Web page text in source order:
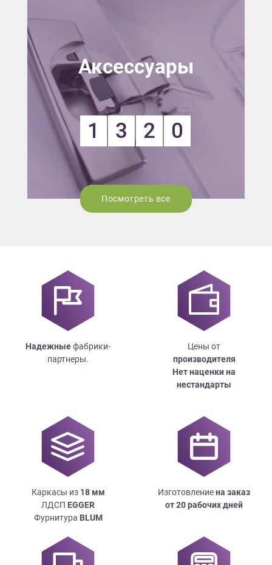
Аксессуары
1 3 2 0
Посмотреть все
Надежныефабрики-
партнеры.
Цены от
производителя
Нет наценки на
нестандарты
Каркасы из 18мм
ЛДСП EGGER
Фурнитура BLUM
Изготовлениена заказ
от 20 рабочих дней